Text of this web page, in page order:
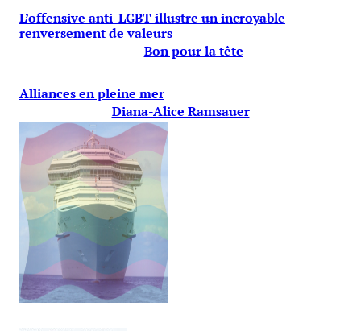
L’offensive anti-LGBT illustre un incroyable
renversement de valeurs
Bon pour la tête
Alliances en pleine mer
Diana-Alice Ramsauer